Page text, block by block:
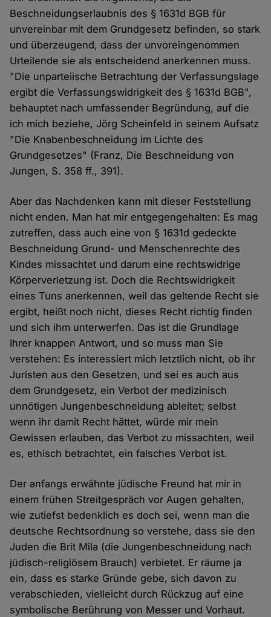
Beschneidungserlaubnis des § 1631d BGB für
unvereinbar mit dem Grundgesetz befinden, so stark
und überzeugend, dass der unvoreingenommen
Urteilende sie als entscheidend anerkennen muss.
"Die unparteiische Betrachtung der Verfassungslage
ergibt die Verfassungswidrigkeit des § 1631d BGB",
behauptet nach umfassender Begründung, auf die
ich mich beziehe, Jörg Scheinfeld in seinem Aufsatz
"Die Knabenbeschneidung im Lichte des
Grundgesetzes" (Franz, Die Beschneidung von
Jungen, S. 358 ff., 391).
Aber das Nachdenken kann mit dieser Feststellung
nicht enden. Man hat mir entgegengehalten: Es mag
zutreffen, dass auch eine von § 1631d gedeckte
Beschneidung Grund- und Menschenrechte des
Kindes missachtet und darum eine rechtswidrige
Körperverletzung ist. Doch die Rechtswidrigkeit
eines Tuns anerkennen, weil das geltende Recht sie
ergibt, heißt noch nicht, dieses Recht richtig finden
und sich ihm unterwerfen. Das ist die Grundlage
Ihrer knappen Antwort, und so muss man Sie
verstehen: Es interessiert mich letztlich nicht, ob ihr
Juristen aus den Gesetzen, und sei es auch aus
dem Grundgesetz, ein Verbot der medizinisch
unnötigen Jungenbeschneidung ableitet; selbst
wenn ihr damit Recht hättet, würde mir mein
Gewissen erlauben, das Verbot zu missachten, weil
es, ethisch betrachtet, ein falsches Verbot ist.
Der anfangs erwähnte jüdische Freund hat mir in
einem frühen Streitgespräch vor Augen gehalten,
wie zutiefst bedenklich es doch sei, wenn man die
deutsche Rechtsordnung so verstehe, dass sie den
Juden die Brit Mila (die Jungenbeschneidung nach
jüdisch-religiösem Brauch) verbietet. Er räume ja
ein, dass es starke Gründe gebe, sich davon zu
verabschieden, vielleicht durch Rückzug auf eine
symbolische Berührung von Messer und Vorhaut.